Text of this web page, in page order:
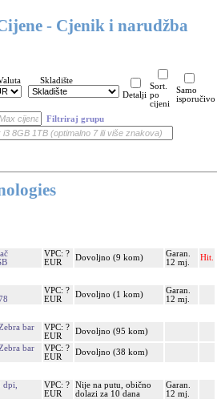
- Cjenik i narudžba
Skladište
Detalji
Sort.
po
cijeni
Samo
isporučivo
Filtriraj grupu
VPC: ?
EUR
Dovoljno (9 kom)
Garan.
12 mj.
Hit.
VPC: ?
EUR
Dovoljno (1 kom)
Garan.
12 mj.
bar
VPC: ?
EUR
Dovoljno (95 kom)
bar
VPC: ?
EUR
Dovoljno (38 kom)
VPC: ?
EUR
Nije na putu, obično
dolazi za 10 dana
Garan.
12 mj.